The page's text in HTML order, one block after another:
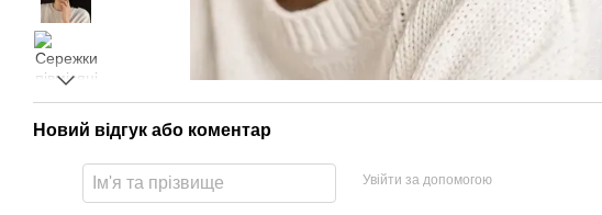
Новий відгук або коментар
Увійти за допомогою